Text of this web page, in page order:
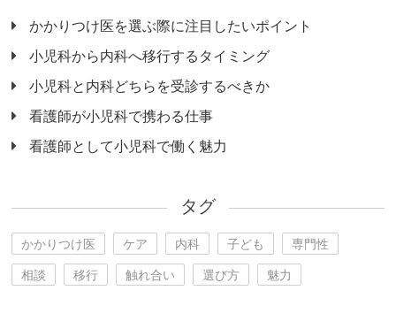
かかりつけ医を選ぶ際に注目したいポイント
小児科から内科へ移行するタイミング
小児科と内科どちらを受診するべきか
看護師が小児科で携わる仕事
看護師として小児科で働く魅力
タグ
かかりつけ医 ケア 内科 子ども
専門性
相談
移行 触れ合い 選び方 魅力